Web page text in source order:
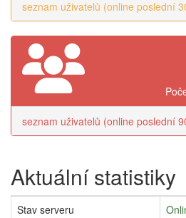
seznam uživatelů (online poslední
seznam uživatelů (online poslední
Aktuální statistiky
Stav serveru